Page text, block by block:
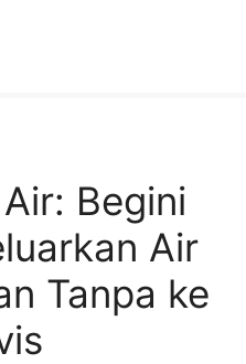
Begini
Air
Tanpa ke